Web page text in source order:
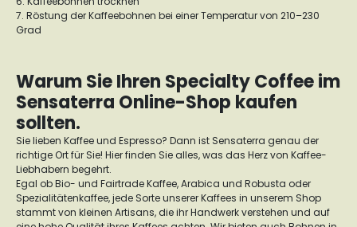
7. Röstung der Kaffeebohnen bei einer Temperatur von 210–230
Grad
Warum Sie Ihren Specialty Coffee im
Sensaterra Online-Shop kaufen
sollten.
Sie lieben Kaffee und Espresso? Dann ist Sensaterra genau der
richtige Ort für Sie! Hier finden Sie alles, was das Herz von Kaffee-
Liebhabern begehrt.
Egal ob Bio- und Fairtrade Kaffee, Arabica und Robusta oder
Spezialitätenkaffee, jede Sorte unserer Kaffees in unserem Shop
stammt von kleinen Artisans, die ihr Handwerk verstehen und auf